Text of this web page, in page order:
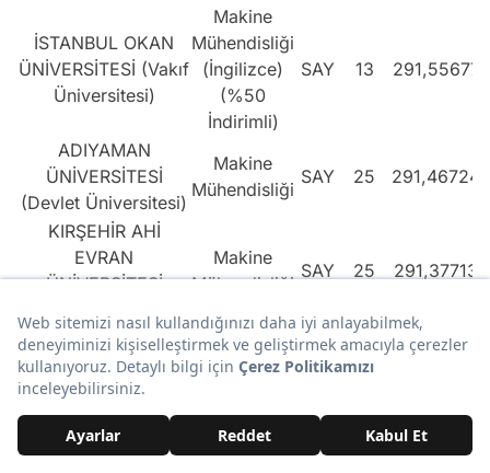
İSTANBUL OKAN
ÜNİVERSİTESİ (Vakıf
Üniversitesi)
Makine
Mühendisliği
(İngilizce)
(%50
İndirimli)
SAY 13 291,55677
ADIYAMAN
ÜNİVERSİTESİ
(Devlet Üniversitesi)
Makine
Mühendisliği
SAY 25 291,46724
KIRŞEHİR AHİ
EVRAN
ÜNİVERSİTESİ
Makine
Mühendisliği
SAY 25 291,37713
SELÇUK
ÜNİVERSİTESİ
(KONYA) (Devlet
Üniversitesi)
Makine
Mühendisliği SAY 56
ÇUKUROVA